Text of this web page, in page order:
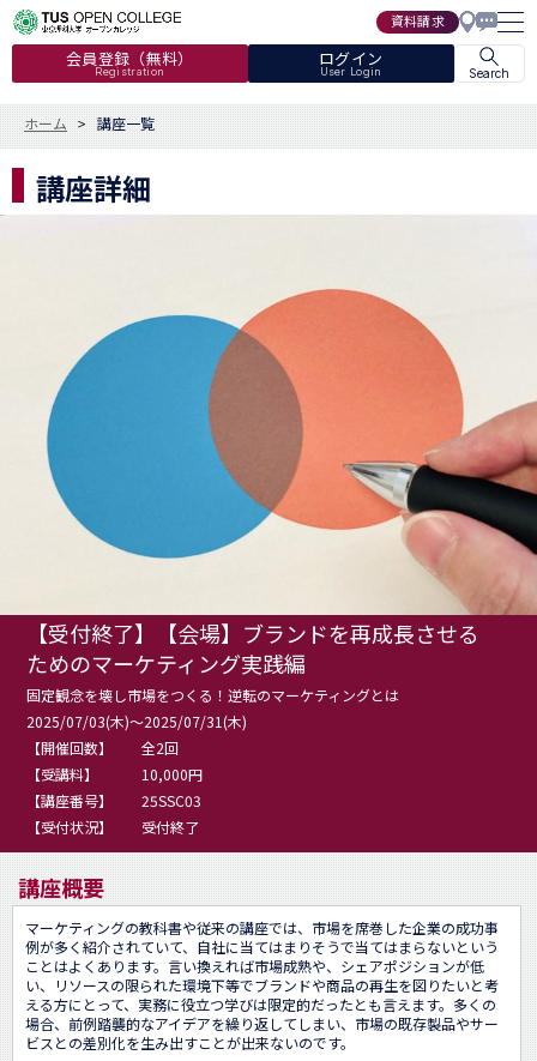
資料請求
会員登録（無料）
Registration
ログイン
User Login Search
ホーム 講座一覧
講座詳細
【受付終了】【会場】ブランドを再成長させる
ためのマーケティング実践編
固定観念を壊し市場をつくる！逆転のマーケティングとは
2025/07/03(木)～2025/07/31(木)
【開催回数】
全2回
【受講料】
10,000円
【講座番号】
25SSC03
【受付状況】
受付終了
講座概要
マーケティングの教科書や従来の講座では、市場を席巻した企業の成功事
例が多く紹介されていて、自社に当てはまりそうで当てはまらないという
ことはよくあります。言い換えれば市場成熟や、シェアポジションが低
い、リソースの限られた環境下等でブランドや商品の再生を図りたいと考
える方にとって、実務に役立つ学びは限定的だったとも言えます。多くの
場合、前例踏襲的なアイデアを繰り返してしまい、市場の既存製品やサー
ビスとの差別化を生み出すことが出来ないのです。